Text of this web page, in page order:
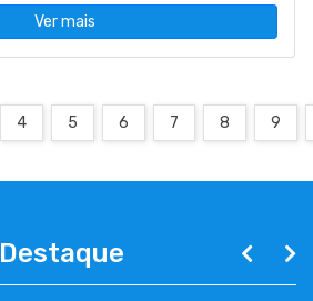
Ver mais
4 5 6 7 8 9